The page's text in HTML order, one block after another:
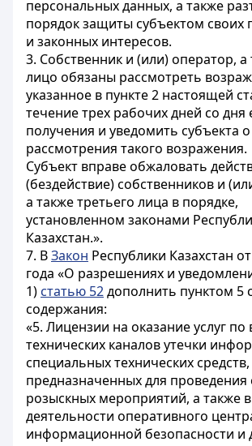
персональных данных, а также
порядок защиты субъектом своих
и законных интересов.
3. Собственник и (или) оператор, а
лицо обязаны рассмотреть
указанное в пункте 2 настоящей
течение трех рабочих дней со дня
получения и уведомить субъекта о
рассмотрения такого возражения.
Субъект вправе обжаловать
(бездействие) собственников и
а также третьего лица в порядке,
установленном законами
Казахстан.».
7. ВЗакон Республики Казахстан
года «О разрешениях и
1) статью 52дополнить пунктом 5
содержания:
«5. Лицензии на оказание услуг
технических каналов утечки
специальных технических средств,
предназначенных для проведения
розыскных мероприятий, а также
деятельности оперативного
информационной безопасности и